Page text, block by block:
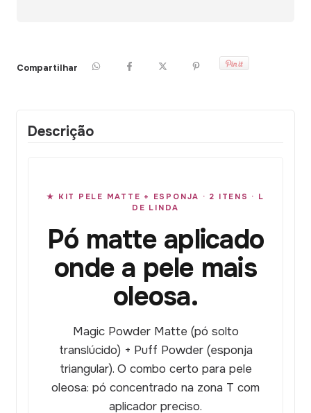
Compartilhar
Descrição
★ KIT PELE MATTE + ESPONJA · 2 ITENS · L
DE LINDA
Pó matte aplicado
onde a pele mais
oleosa.
Magic Powder Matte (pó solto
translúcido) + Puff Powder (esponja
triangular). O combo certo para pele
oleosa: pó concentrado na zona T com
aplicador preciso.